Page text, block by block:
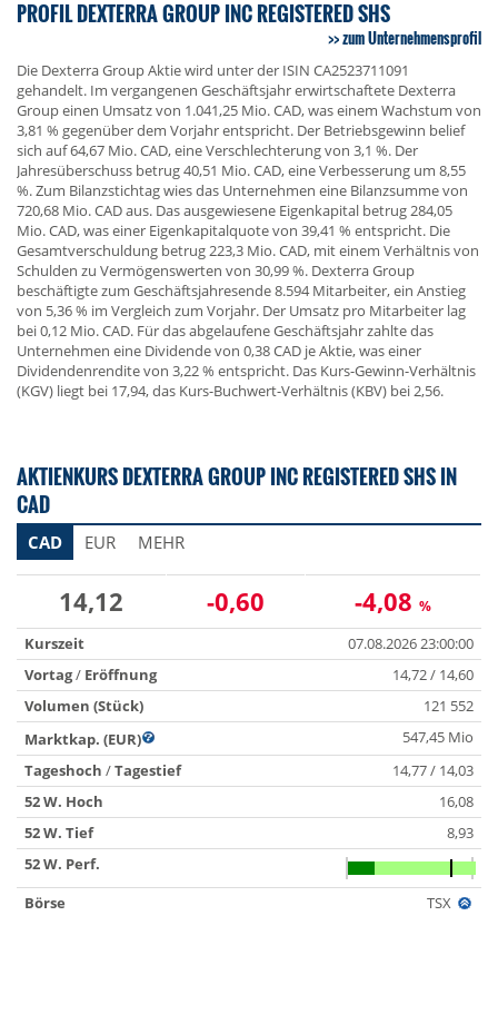
PROFIL DEXTERRA GROUP INC REGISTERED SHS
zum Unternehmensprofil
Die Dexterra Group Aktie wird unter der ISIN CA2523711091
gehandelt. Im vergangenen Geschäftsjahr erwirtschaftete Dexterra
Group einen Umsatz von 1.041,25 Mio. CAD, was einem Wachstum von
3,81 % gegenüber dem Vorjahr entspricht. Der Betriebsgewinn belief
sich auf 64,67 Mio. CAD, eine Verschlechterung von 3,1 %. Der
Jahresüberschuss betrug 40,51 Mio. CAD, eine Verbesserung um 8,55
%. Zum Bilanzstichtag wies das Unternehmen eine Bilanzsumme von
720,68 Mio. CAD aus. Das ausgewiesene Eigenkapital betrug 284,05
Mio. CAD, was einer Eigenkapitalquote von 39,41 % entspricht. Die
Gesamtverschuldung betrug 223,3 Mio. CAD, mit einem Verhältnis von
Schulden zu Vermögenswerten von 30,99 %. Dexterra Group
beschäftigte zum Geschäftsjahresende 8.594 Mitarbeiter, ein Anstieg
von 5,36 % im Vergleich zum Vorjahr. Der Umsatz pro Mitarbeiter lag
bei 0,12 Mio. CAD. Für das abgelaufene Geschäftsjahr zahlte das
Unternehmen eine Dividende von 0,38 CAD je Aktie, was einer
Dividendenrendite von 3,22 % entspricht. Das Kurs-Gewinn-Verhältnis
(KGV) liegt bei 17,94, das Kurs-Buchwert-Verhältnis (KBV) bei 2,56.
AKTIENKURS DEXTERRA GROUP INC REGISTERED SHS IN
CAD
CAD EUR MEHR
14,12 -0,60 -4,08 %
Kurszeit
07.08.2026 23:00:00
Vortag/ Eröffnung
14,72 / 14,60
Volumen (Stück)
121 552
Marktkap. (EUR)
547,45 Mio
Tageshoch /Tagestief
14,77 / 14,03
52 W. Hoch
16,08
52 W. Tief
8,93
52 W. Perf.
Börse
TSX